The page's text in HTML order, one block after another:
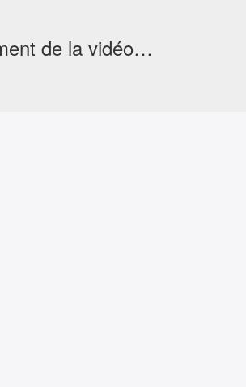
de la vidéo…